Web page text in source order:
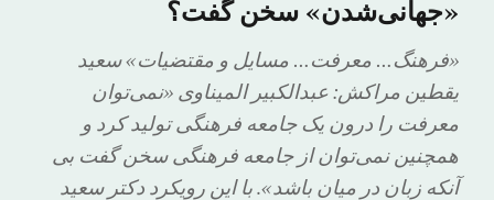
«جهانی‌شدن» سخن گفت؟
«فرهنگ… معرفت… مسایل و مقتضیات» سعید
یقطین مراکش: عبدالکبیر المیناوی «نمی‌توان
معرفت را درون یک جامعه فرهنگی تولید کرد و
همچنین نمی‌توان از جامعه فرهنگی سخن گفت بی
آنکه زبان در میان باشد». با این رویکرد دکتر سعید